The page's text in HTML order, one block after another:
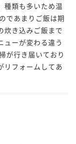
種類も多いため温
であまりご飯は期
炊き込みご飯まで
ューが変わる違う
が行き届いており
リフォームしてあ